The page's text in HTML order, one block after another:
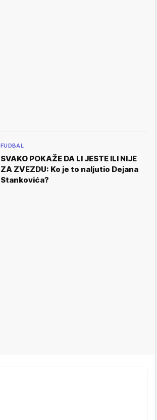
FUDBAL
SVAKO POKAŽE DA LI JESTE ILI NIJE
ZA ZVEZDU: Ko je to naljutio Dejana
Stankovića?